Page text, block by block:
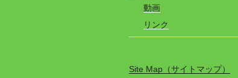
動画
リンク
Site Map（サイトマップ）